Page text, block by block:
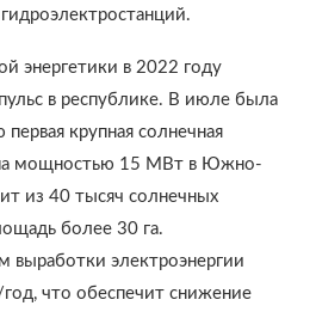
энергетики в 2022 году
в республике. В июле была
первая крупная солнечная
мощностью 15 МВт в Южно-
из 40 тысяч солнечных
более 30 га.
выработки электроэнергии
что обеспечит снижение